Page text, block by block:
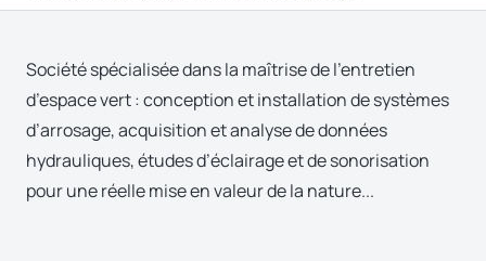
Société spécialisée dans la maîtrise de l’entretien
d’espace vert : conception et installation de systèmes
d’arrosage, acquisition et analyse de données
hydrauliques, études d’éclairage et de sonorisation
pour une réelle mise en valeur de la nature...